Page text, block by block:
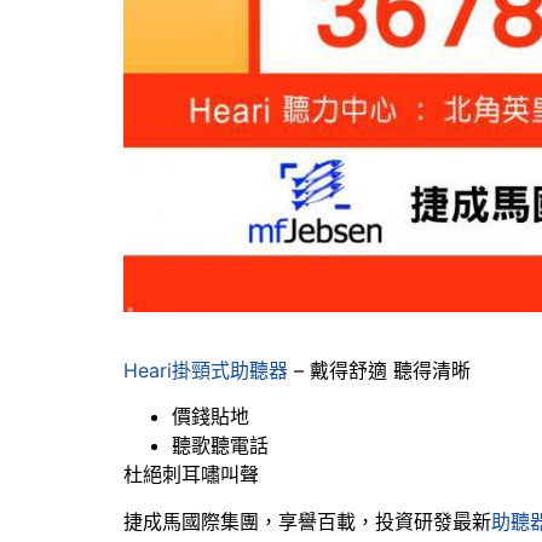
Heari掛頸式助聽器 – 戴得舒適 聽得清晰
價錢貼地
聽歌聽電話
杜絕刺耳嘯叫聲
捷成馬國際集團，享譽百載，投資研發最新助聽